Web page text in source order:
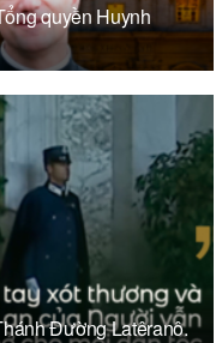
quyền Huynh
Đường Latêranô.